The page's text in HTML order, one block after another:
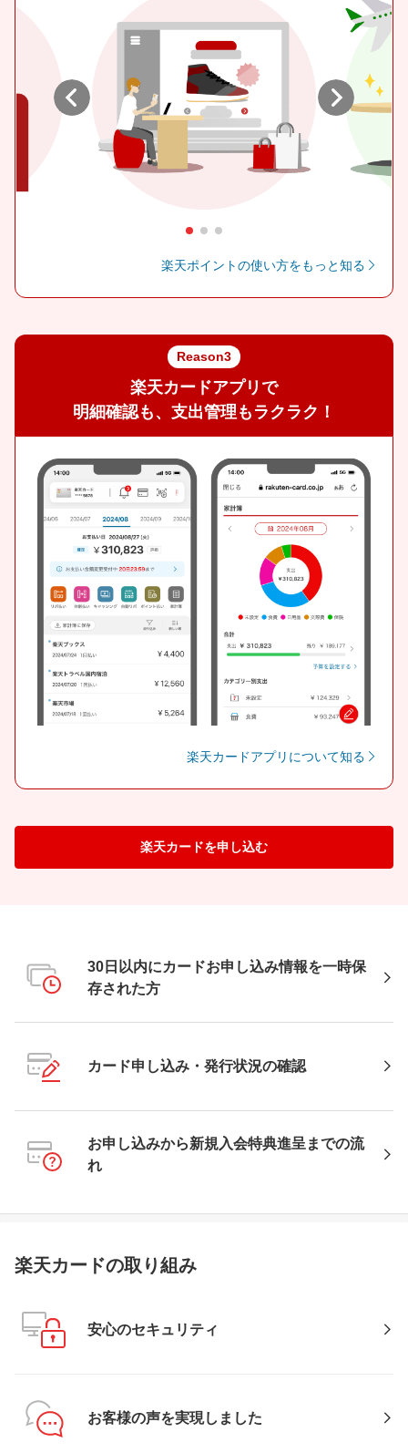
Previous Next
楽天ポイントの使い方をもっと知る
Reason3
楽天カードアプリで
明細確認も、支出管理もラクラク！
楽天カードアプリについて知る
楽天カードを申し込む
30日以内にカードお申し込み情報を一時保
存された方
カード申し込み・発行状況の確認
お申し込みから新規入会特典進呈までの流
れ
楽天カードの取り組み
安心のセキュリティ
お客様の声を実現しました